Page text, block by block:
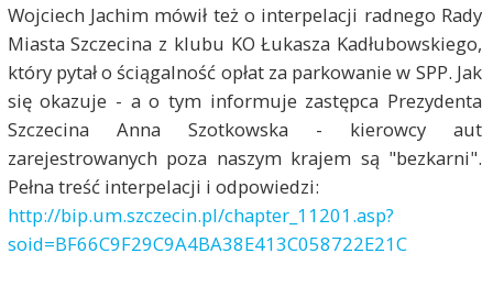
Wojciech Jachim mówił też o interpelacji radnego Rady
Miasta Szczecina z klubu KO Łukasza Kadłubowskiego,
który pytał o ściągalność opłat za parkowanie w SPP. Jak
się okazuje - a o tym informuje zastępca Prezydenta
Szczecina Anna Szotkowska - kierowcy aut
zarejestrowanych poza naszym krajem są "bezkarni".
Pełna treść interpelacji i odpowiedzi:
http://bip.um.szczecin.pl/chapter_11201.asp?
soid=BF66C9F29C9A4BA38E413C058722E21C